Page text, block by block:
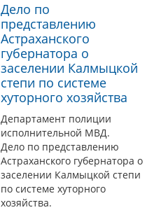
Дело по
представлению
Астраханского
губернатора о
заселении Калмыцкой
степи по системе
хуторного хозяйства
Департамент полиции
исполнительной МВД.
Дело по представлению
Астраханского губернатора о
заселении Калмыцкой степи
по системе хуторного
хозяйства.